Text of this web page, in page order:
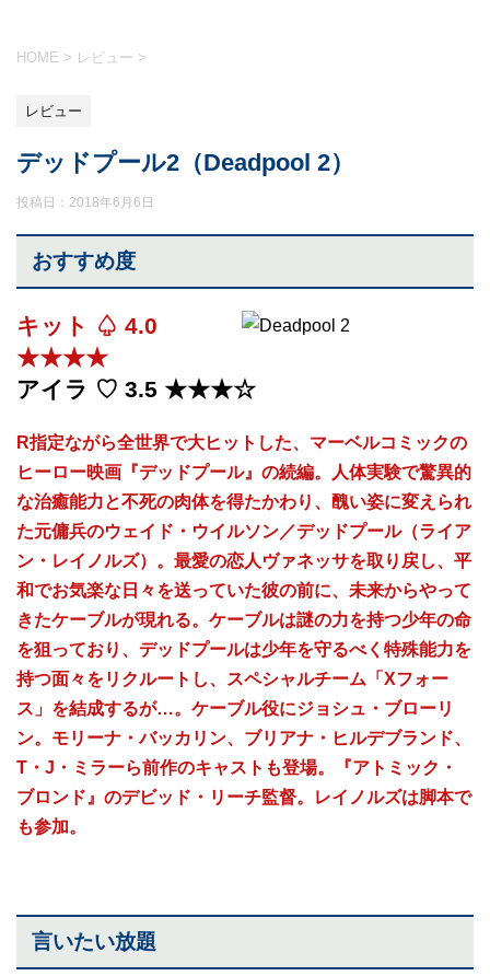
HOME > レビュー >
レビュー
デッドプール2（Deadpool 2）
投稿日： 2018年6月6日
おすすめ度
キット ♤ 4.0
★★★★
アイラ ♡ 3.5 ★★★☆
R指定ながら全世界で大ヒットした、マーベルコミックの
ヒーロー映画『デッドプール』の続編。人体実験で驚異的
な治癒能力と不死の肉体を得たかわり、醜い姿に変えられ
た元傭兵のウェイド・ウイルソン／デッドプール（ライア
ン・レイノルズ）。最愛の恋人ヴァネッサを取り戻し、平
和でお気楽な日々を送っていた彼の前に、未来からやって
きたケーブルが現れる。ケーブルは謎の力を持つ少年の命
を狙っており、デッドプールは少年を守るべく特殊能力を
持つ面々をリクルートし、スペシャルチーム「Xフォー
ス」を結成するが…。ケーブル役にジョシュ・ブローリ
ン。モリーナ・バッカリン、ブリアナ・ヒルデブランド、
T・J・ミラーら前作のキャストも登場。『アトミック・
ブロンド』のデビッド・リーチ監督。レイノルズは脚本で
も参加。
言いたい放題